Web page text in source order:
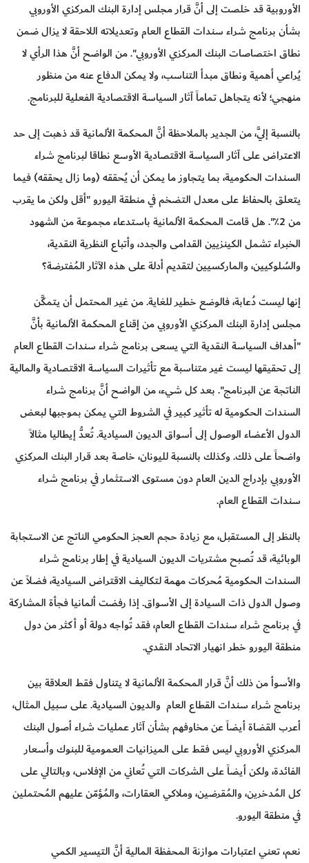
الأوروبية قد خلصت إلى أنَّ قرار مجلس إدارة البنك المركزي الأوروبي
بشأن برنامج شراء سندات القطاع العام وتعديلاته اللاحقة لا يزال ضمن
نطاق اختصاصات البنك المركزي الأوروبي". من الواضح أنَّ هذا الرأي لا
يُراعي أهمية ونطاق مبدأ التناسب، ولا يمكن الدفاع عنه من منظور
منهجي؛ لأنه يتجاهل تماماً آثار السياسة الاقتصادية الفعلية للبرنامج.
بالنسبة إليَّ، من الجدير بالملاحظة أنَّ المحكمة الألمانية قد ذهبت إلى حد
الاعتراض على آثار السياسة الاقتصادية الأوسع نطاقا لبرنامج شراء
السندات الحكومية، بما يتجاوز ما يمكن أن يُحققه (وما زال يحققه) فيما
يتعلق بالحفاظ على معدل التضخم في منطقة اليورو "أقل ولكن ما يقرب
من 2٪". هل قامت المحكمة الألمانية باستدعاء مجموعة من الشهود
الخبراء تشمل الكينزيين القدامى والجدد، وأتباع النظرية النقدية،
والسُلوكيين، والماركسيين لتقديم أدلة على هذه الآثار المُفترضة؟
إنها ليست دُعابة، فالوضع خطير للغاية. من غير المحتمل أن يتمكَّن
مجلس إدارة البنك المركزي الأوروبي من إقناع المحكمة الألمانية بأنَّ
"أهداف السياسة النقدية التي يسعى برنامج شراء سندات القطاع العام
إلى تحقيقها ليست غير متناسبة مع تأثيرات السياسة الاقتصادية والمالية
الناتجة عن البرنامج". بعد كل شيء، من الواضح أنَّ برنامج شراء
السندات الحكومية له تأثير كبير في الشروط التي يمكن بموجبها لبعض
الدول الأعضاء الوصول إلى أسواق الديون السيادية. تُعدُّ إيطاليا مثالاً
واضحاً على ذلك. وكذلك بالنسبة لليونان، خاصة بعد قرار البنك المركزي
الأوروبي بإدراج الدين العام دون مستوى الاستثمار في برنامج شراء
سندات القطاع العام.
بالنظر إلى المستقبل، مع زيادة حجم العجز الحكومي الناتج عن الاستجابة
الوبائية، قد تُصبح مشتريات الديون السيادية في إطار برنامج شراء
السندات الحكومية مُحركات مهمة لتكاليف الاقتراض السيادية، فضلاً عن
وصول الدول ذات السيادة إلى الأسواق. إذا رفضت ألمانيا فجأة المشاركة
في برنامج شراء سندات القطاع العام، فقد تُواجه دولة أو أكثر من دول
منطقة اليورو خطر انهيار الاتحاد النقدي.
والأسوأ من ذلك أنَّ قرار المحكمة الألمانية لا يتناول فقط العلاقة بين
برنامج شراء سندات القطاع العام والديون السيادية. على سبيل المثال،
أعرب القضاة أيضاً عن مخاوفهم بشأن آثار عمليات شراء أصول البنك
المركزي الأوروبي ليس فقط على الميزانيات العمومية للبنوك وأسعار
الفائدة، ولكن أيضاً على الشركات التي تُعاني من الإفلاس، وبالتالي على
كل المُدخرين، والمُقرضين، وملاكي العقارات، والمُؤمّن عليهم المُحتملين
في منطقة اليورو.
نعم، تعني اعتبارات موازنة المحفظة المالية أنَّ التيسير الكمي